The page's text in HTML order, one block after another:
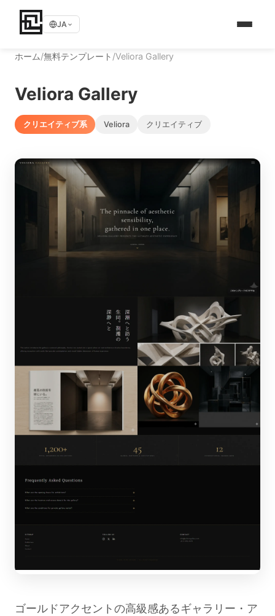
JA
ホーム/無料テンプレート /Veliora Gallery
Veliora Gallery
クリエイティブ系 Veliora クリエイティブ
ゴールドアクセントの高級感あるギャラリー・ア